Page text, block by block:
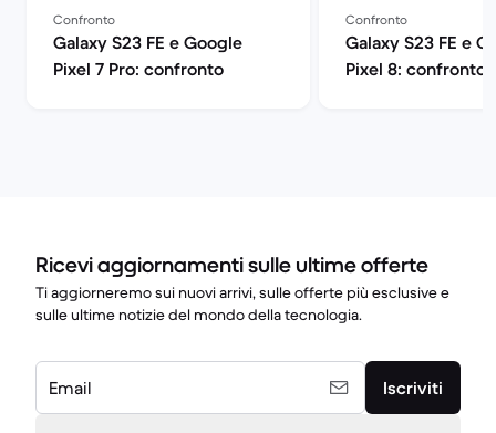
Confronto
Galaxy S23 FE e Google
Pixel 7 Pro: confronto
Confronto
Galaxy S23 FE e
Pixel 8: confronto
Ricevi aggiornamenti sulle ultime offerte
Ti aggiorneremo sui nuovi arrivi, sulle offerte più esclusive e
sulle ultime notizie del mondo della tecnologia.
Email Iscriviti